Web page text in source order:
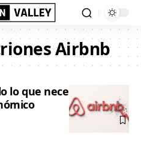
Airbnb
lo que necesitas saber